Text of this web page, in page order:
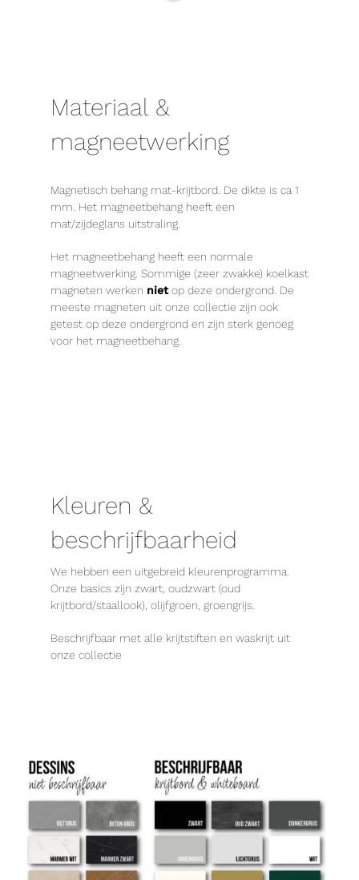
Materiaal &
magneetwerking
Magnetisch behang mat-krijtbord. De dikte is ca 1
mm. Het magneetbehang heeft een
mat/zijdeglans uitstraling.
Het magneetbehang heeft een normale
magneetwerking. Sommige (zeer zwakke) koelkast
magneten werken nietop deze ondergrond. De
meeste magneten uit onze collectie zijn ook
getest op deze ondergrond en zijn sterk genoeg
voor het magneetbehang.
Kleuren &
beschrijfbaarheid
We hebben een uitgebreid kleurenprogramma.
Onze basics zijn zwart, oudzwart (oud
krijtbord/staallook), olijfgroen, groengrijs.
Beschrijfbaar met alle krijtstiften en waskrijt uit
onze collectie